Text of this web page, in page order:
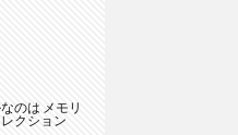
のは メモリ
クション